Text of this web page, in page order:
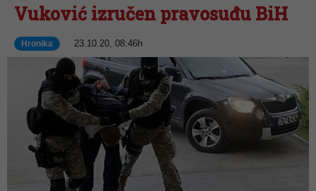
Vuković izručen pravosuđu BiH
Hronika 23.10.20, 08:46h